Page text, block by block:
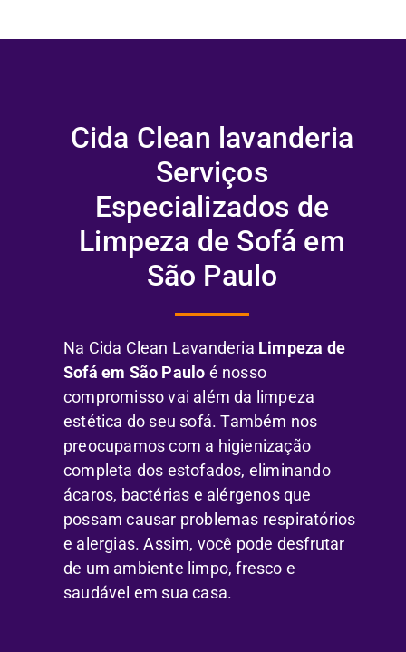
Cida Clean lavanderia
Serviços
Especializados de
Limpeza de Sofá em
São Paulo
Na Cida Clean Lavanderia Limpeza de
Sofá em São Paulo é nosso
compromisso vai além da limpeza
estética do seu sofá. Também nos
preocupamos com a higienização
completa dos estofados, eliminando
ácaros, bactérias e alérgenos que
possam causar problemas respiratórios
e alergias. Assim, você pode desfrutar
de um ambiente limpo, fresco e
saudável em sua casa.